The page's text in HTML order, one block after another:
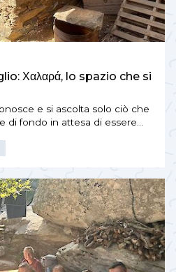
Χαλαρά, lo spazio che si
e si ascolta solo ciò che
di fondo in attesa di essere…